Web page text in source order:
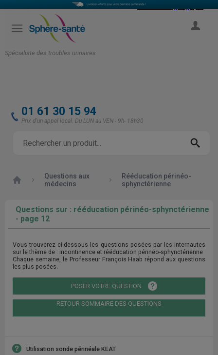
Spécialiste des troubles urinaires
Select Language
01 61 30 15 94
Prix d'un appel local. Du LUN au VEN - 9h- 18h30
Accueil
Questions aux
médecins
Rééducation périnéo-
sphynctérienne
Questions sur : rééducation périnéo-sphynctérienne
- page 12
Vous trouverez ci-dessous les questions posées par les internautes
sur le thème de : incontinence et rééducation périnéo-sphynctérienne
Chaque semaine, le Professeur François Haab répond aux questions
les plus posées.
POSER VOTRE QUESTION
RETOUR SOMMAIRE DES QUESTIONS
Utilisation sonde périnéale KEAT